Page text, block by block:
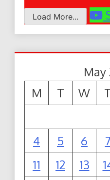
Load More...
May
M
T W
4
5 6 7
11
12 13